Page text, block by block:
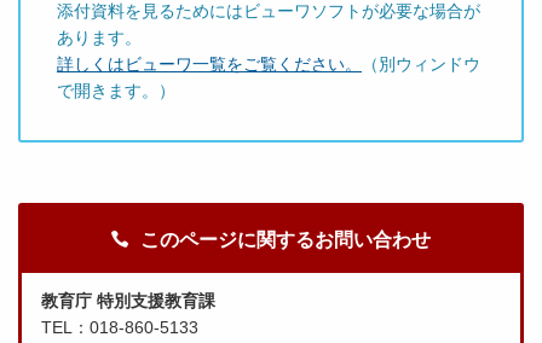
添付資料を見るためにはビューワソフトが必要な場合が
あります。
詳しくはビューワ一覧をご覧ください。
（別ウィンドウ
で開きます。）
このページに関するお問い合わせ
教育庁 特別支援教育課
TEL：018-860-5133